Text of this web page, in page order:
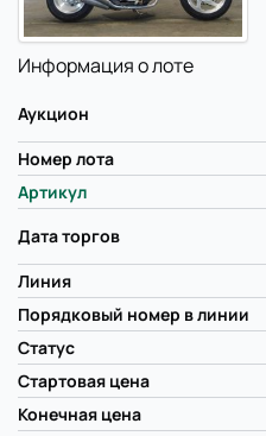
Информация о лоте
Аукцион
Номер лота
Артикул
Дата торгов
Линия
Порядковый номер в линии
Статус
Стартовая цена
Конечная цена